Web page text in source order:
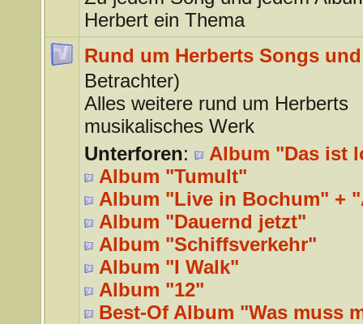
Herbert ein Thema
Rund um Herberts Songs
Betrachter)
Alles weitere rund um Herberts
musikalisches Werk
Unterforen:
Album "Das ist
Album "Tumult"
Album "Live in Bochum" +
Album "Dauernd jetzt"
Album "Schiffsverkehr"
Album "I Walk"
Album "12"
Best-Of Album "Was muss